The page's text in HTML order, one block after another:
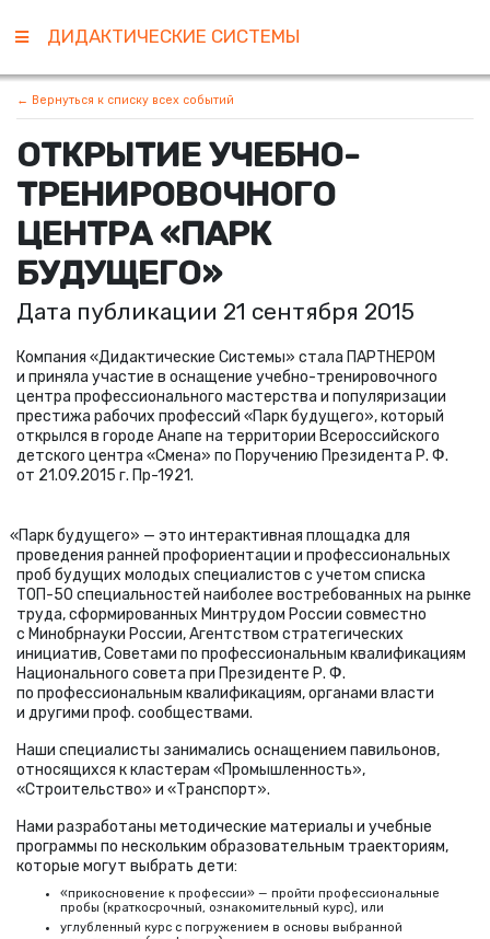
ДИДАКТИЧЕСКИЕ СИСТЕМЫ
← Вернуться к списку всех событий
ОТКРЫТИЕ УЧЕБНО-
ТРЕНИРОВОЧНОГО
ЦЕНТРА «ПАРК
БУДУЩЕГО»
Дата публикации 21 сентября 2015
Компания «Дидактические Системы» стала ПАРТНЕРОМ
и приняла участие в оснащение учебно-тренировочного
центра профессионального мастерства и популяризации
престижа рабочих профессий «Парк будущего», который
открылся в городе Анапе на территории Всероссийского
детского центра «Смена» по Поручению Президента Р. Ф.
от 21.09.2015 г. Пр-1921.
«Парк будущего» — это интерактивная площадка для
проведения ранней профориентации и профессиональных
проб будущих молодых специалистов с учетом списка
ТОП-50 специальностей наиболее востребованных на рынке
труда, сформированных Минтрудом России совместно
с Минобрнауки России, Агентством стратегических
инициатив, Советами по профессиональным квалификациям
Национального совета при Президенте Р. Ф.
по профессиональным квалификациям, органами власти
и другими проф. сообществами.
Наши специалисты занимались оснащением павильонов,
относящихся к кластерам «Промышленность»,
«Строительство» и «Транспорт».
Нами разработаны методические материалы и учебные
программы по нескольким образовательным траекториям,
которые могут выбрать дети:
«прикосновение к профессии» — пройти профессиональные
пробы (краткосрочный, ознакомительный курс), или
углубленный курс с погружением в основы выбранной